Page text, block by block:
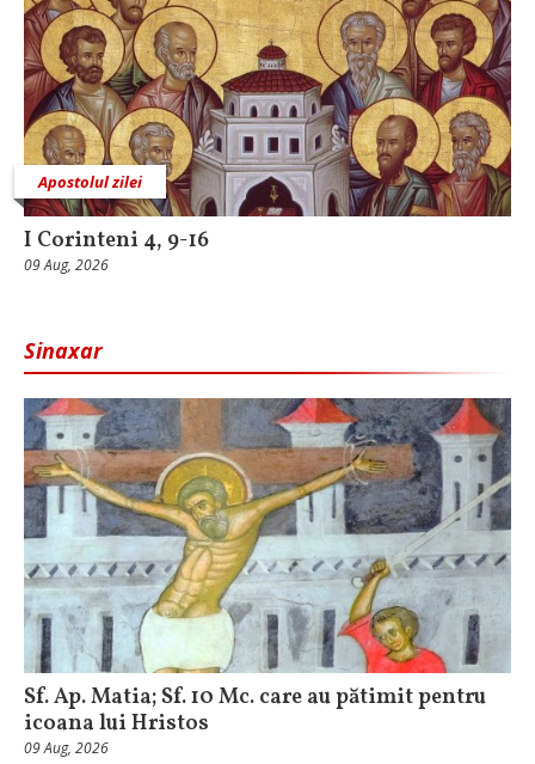
Apostolul zilei
I Corinteni 4, 9-16
09 Aug, 2026
Sinaxar
Sf. Ap. Matia; Sf. 10 Mc. care au pătimit pentru
icoana lui Hristos
09 Aug, 2026